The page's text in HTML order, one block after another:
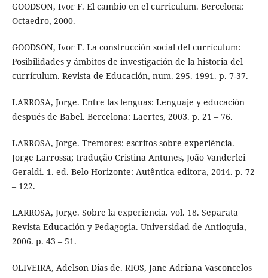
GOODSON, Ivor F. El cambio en el curriculum. Bercelona:
Octaedro, 2000.
GOODSON, Ivor F. La construcción social del currículum:
Posibilidades y ámbitos de investigación de la historia del
currículum. Revista de Educación, num. 295. 1991. p. 7-37.
LARROSA, Jorge. Entre las lenguas: Lenguaje y educación
después de Babel. Bercelona: Laertes, 2003. p. 21 – 76.
LARROSA, Jorge. Tremores: escritos sobre experiência.
Jorge Larrossa; tradução Cristina Antunes, João Vanderlei
Geraldi. 1. ed. Belo Horizonte: Autêntica editora, 2014. p. 72
– 122.
LARROSA, Jorge. Sobre la experiencia. vol. 18. Separata
Revista Educación y Pedagogia. Universidad de Antioquia,
2006. p. 43 – 51.
OLIVEIRA, Adelson Dias de. RIOS, Jane Adriana Vasconcelos